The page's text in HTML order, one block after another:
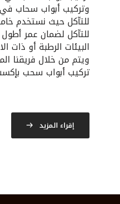
وتركيب أبواب سحاب
للتآكل حيث نستخدم
للتآكل لضمان عمر
البيئات الرطبة أو ذات
ويتم من خلال فريقنا
تركيب أبواب سحب
إقراء المزيد